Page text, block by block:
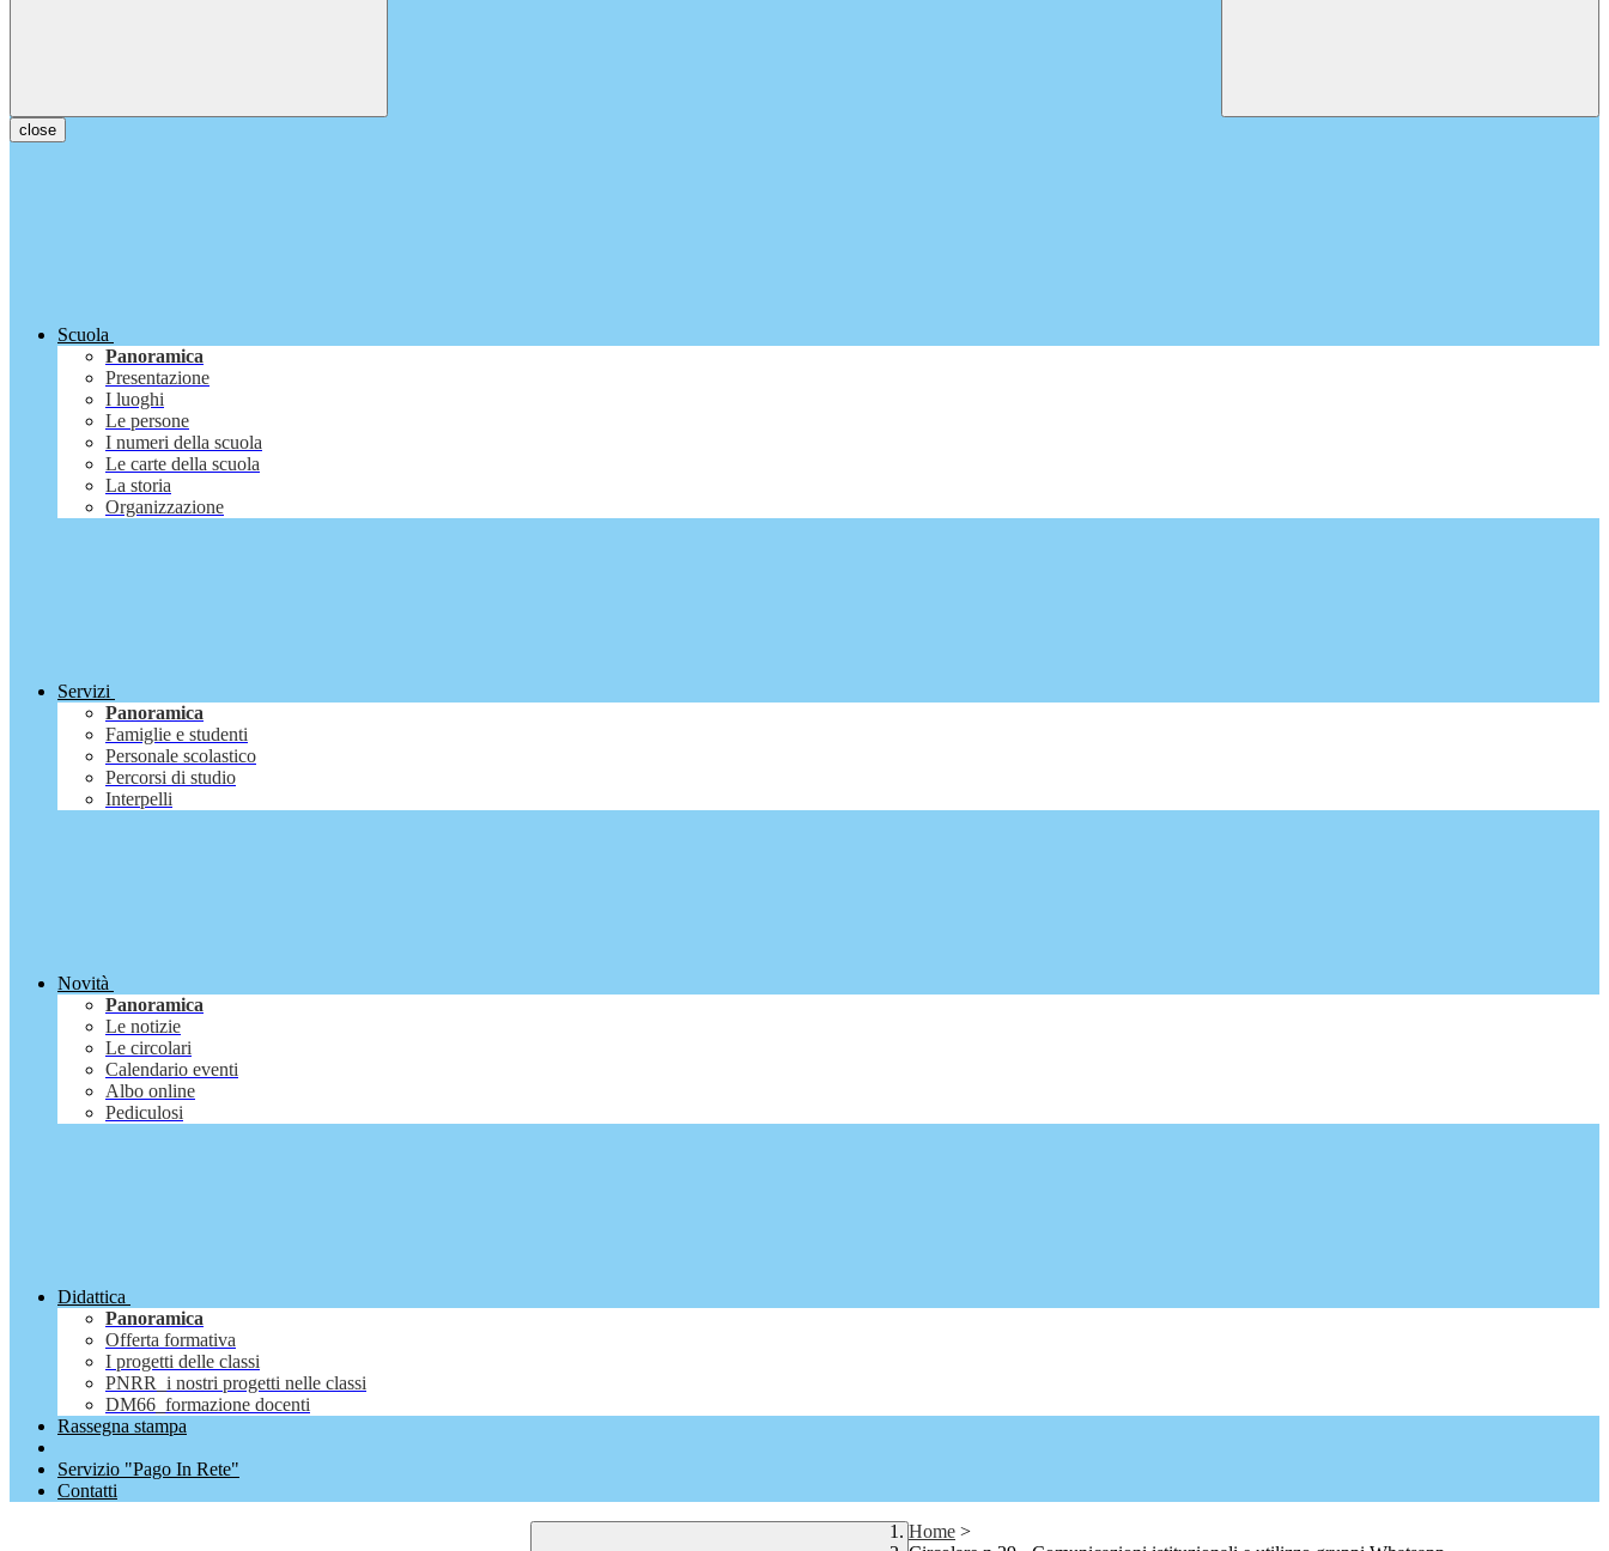
close
Scuola
Panoramica
Presentazione
I luoghi
Le persone
I numeri della scuola
Le carte della scuola
La storia
Organizzazione
Servizi
Panoramica
Famiglie e studenti
Personale scolastico
Percorsi di studio
Interpelli
Novità
Panoramica
Le notizie
Le circolari
Calendario eventi
Albo online
Pediculosi
Didattica
Panoramica
Offerta formativa
I progetti delle classi
PNRR_i nostri progetti nelle classi
DM66_formazione docenti
Rassegna stampa
Servizio "Pago In Rete"
Contatti
Home >